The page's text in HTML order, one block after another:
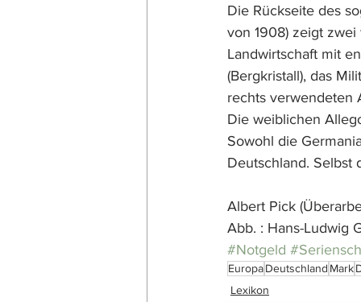
Die Rückseite des
von 1908) zeigt
Landwirtschaft mit
(Bergkristall), das
rechts verwendeten
Die weiblichen
Sowohl die
Deutschland. Selbst
Albert Pick
Abb. : Hans-Ludwig
#Notgeld
EuropaDeutschland Mark
Lexikon